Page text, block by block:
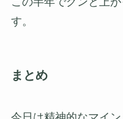
す。
まとめ